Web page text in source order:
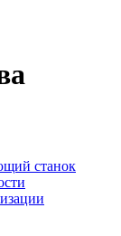
станок